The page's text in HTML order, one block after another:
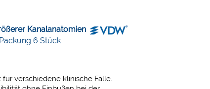
Kanalanatomien
6 Stück
verschiedene klinische Fälle.